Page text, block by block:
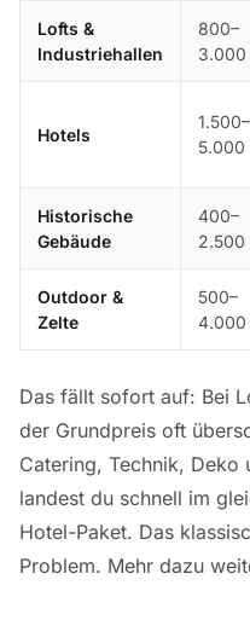
Lofts &
Industriehallen
800–
3.000
Hotels
1.500–
5.000
Historische
Gebäude
400–
2.500
Outdoor &
Zelte
500–
4.000
Das fällt sofort auf: Bei
der Grundpreis oft
Catering, Technik, Deko
landest du schnell im
Hotel-Paket. Das
Problem. Mehr dazu